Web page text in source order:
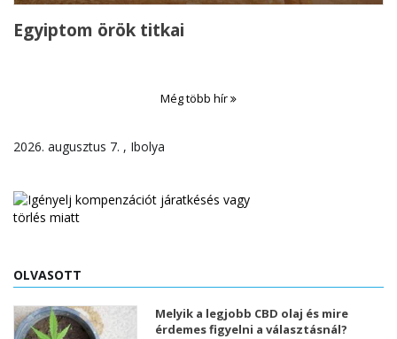
Egyiptom örök titkai
Még több hír
2026. augusztus 7. , Ibolya
OLVASOTT
Melyik a legjobb CBD olaj és mire
érdemes figyelni a választásnál?